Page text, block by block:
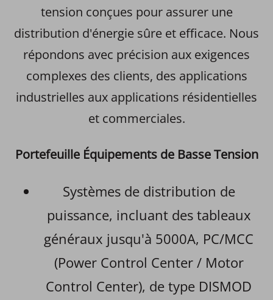
tension conçues pour assurer une
distribution d'énergie sûre et efficace. Nous
répondons avec précision aux exigences
complexes des clients, des applications
industrielles aux applications résidentielles
et commerciales.
Portefeuille Équipements de Basse Tension
Systèmes de distribution de
puissance, incluant des tableaux
généraux jusqu'à 5000A, PC/MCC
(Power Control Center / Motor
Control Center), de type DISMOD